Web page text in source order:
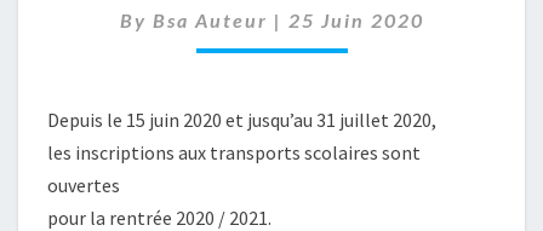
By Bsa Auteur | 25 Juin 2020
Depuis le 15 juin 2020 et jusqu’au 31 juillet 2020,
les inscriptions aux transports scolaires sont
ouvertes
pour la rentrée 2020 / 2021.